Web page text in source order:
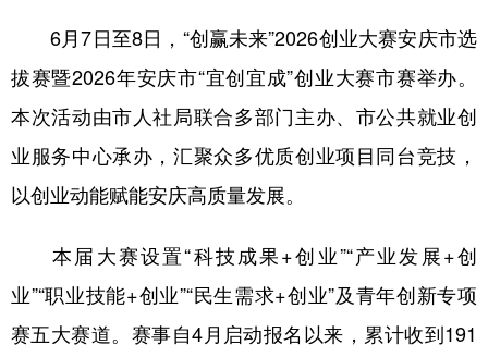
台湾 思客智库 全球连线 教育
科技 科创 量子 体育
文化 书画 健康 军事
访谈 视频 图片 政务
食品 人居 信息化 数字经济
学术中国 乡村振兴 银龄 溯源中国
6月7日至8日，“创赢未来”2026创业大赛安庆市选
拔赛暨2026年安庆市“宜创宜成”创业大赛市赛举办。
本次活动由市人社局联合多部门主办、市公共就业创
业服务中心承办，汇聚众多优质创业项目同台竞技，
以创业动能赋能安庆高质量发展。
本届大赛设置“科技成果+创业”“产业发展+创
业”“职业技能+创业”“民生需求+创业”及青年创新专项
赛五大赛道。赛事自4月启动报名以来，累计收到191